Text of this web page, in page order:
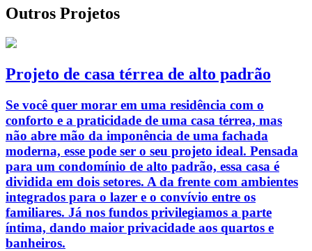
Outros Projetos
Projeto de casa térrea de alto padrão
Se você quer morar em uma residência com o
conforto e a praticidade de uma casa térrea, mas
não abre mão da imponência de uma fachada
moderna, esse pode ser o seu projeto ideal. Pensada
para um condomínio de alto padrão, essa casa é
dividida em dois setores. A da frente com ambientes
integrados para o lazer e o convívio entre os
familiares. Já nos fundos privilegiamos a parte
íntima, dando maior privacidade aos quartos e
banheiros.